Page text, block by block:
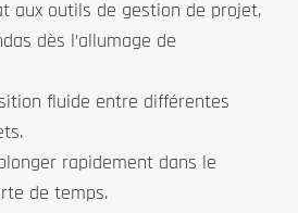
aux outils de gestion de projet,
dès l’allumage de
fluide entre différentes
rapidement dans le
de temps.